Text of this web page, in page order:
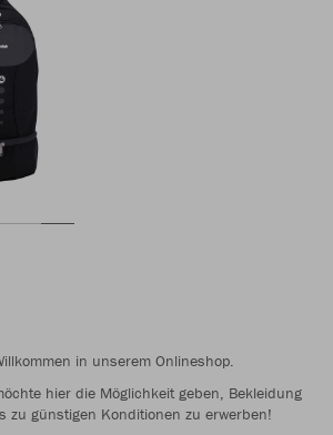
in unserem Onlineshop.
hier die Möglichkeit geben, Bekleidung
zu günstigen Konditionen zu erwerben!